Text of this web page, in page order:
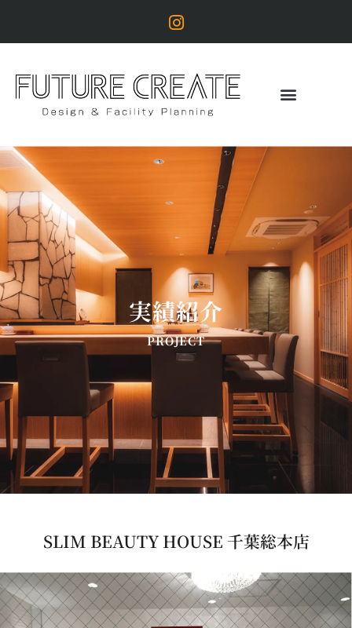
実績紹介
PROJECT
SLIM BEAUTY HOUSE 千葉総本店